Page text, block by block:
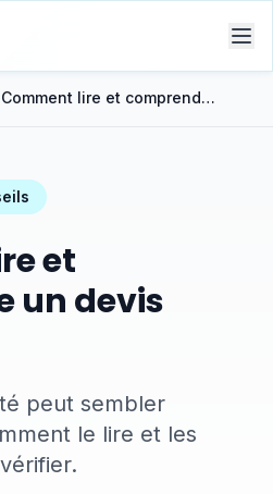
Comment lire et comprendre un devis d'électricité
et
un devis
peut sembler
le lire et les